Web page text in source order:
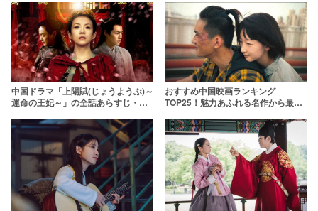
中国ドラマ「上陽賦(じょうようぶ)～
運命の王妃～」の全話あらすじ・ネ
は？
おすすめ中国映画ランキング
TOP25！魅力あふれる名作から最新